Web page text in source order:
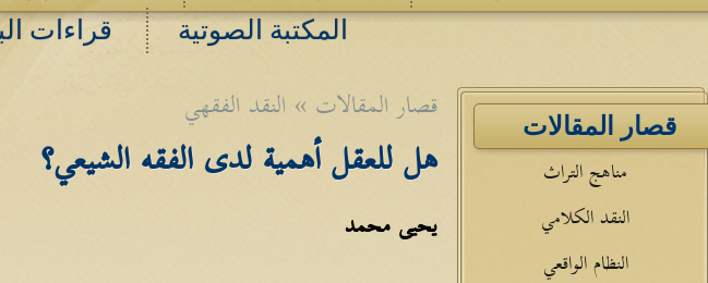
المكتبة الصوتية
قراءات
قصار المقالات » النقد الفقهي
هل للعقل أهمية لدى الفقه الشيعي؟
يحيى محمد
قصار المقالات
مناهج التراث
النقد الكلامي
النظام الواقعي